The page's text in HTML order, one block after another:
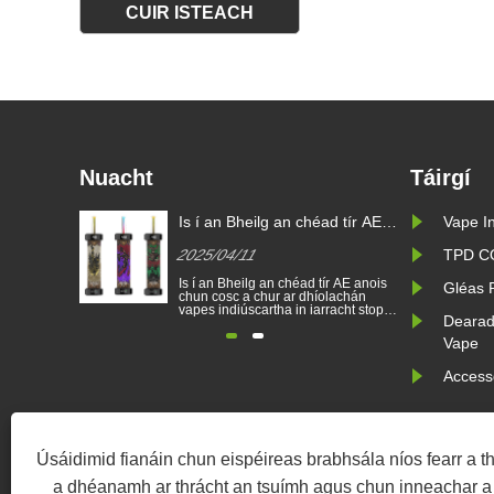
Úsáidimid fianáin chun eispéireas brabhsála níos fearr a
a dhéanamh ar thrácht an tsuímh agus chun inneachar
Nuacht
Is í an Bheilg an chéad tír AE
thoirmeasc
2025/04/11
Is í an Bheilg an chéad tír AE anois
chun cosc a chur ar dhíolachán
vapes indiúscartha in iarracht stop a
nicitín agus an comhshaol a
Táirgí
Vape
TPD
Gléas
Vape